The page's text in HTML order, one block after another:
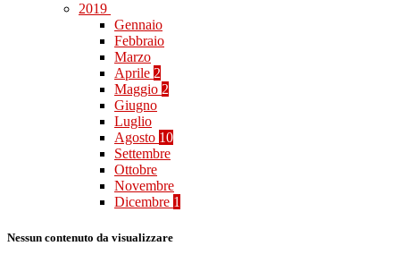
2019
Gennaio
Febbraio
Marzo
Aprile 2
Maggio 2
Giugno
Luglio
Agosto 10
Settembre
Ottobre
Novembre
Dicembre 1
Nessun contenuto da visualizzare